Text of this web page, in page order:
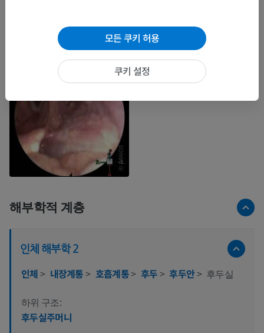
해부학적 계층
인체 해부학 2
인체> 내장계통> 호흡계통> 후두> 후두안> 후두실
하위 구조:
후두실주머니
모든 쿠키 허용
쿠키 설정